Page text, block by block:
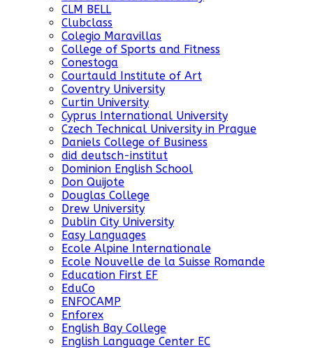
CLM BELL
Clubclass
Colegio Maravillas
College of Sports and Fitness
Conestoga
Courtauld Institute of Art
Coventry University
Curtin University
Cyprus International University
Czech Technical University in Prague
Daniels College of Business
did deutsch-institut
Dominion English School
Don Quijote
Douglas College
Drew University
Dublin City University
Easy Languages
Ecole Alpine Internationale
Ecole Nouvelle de la Suisse Romande
Education First EF
EduCo
ENFOCAMP
Enforex
English Bay College
English Language Center EC